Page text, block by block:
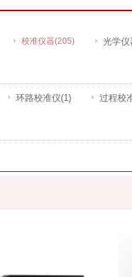
校准仪器(205) 光学仪
环路校准仪(1) 过程校